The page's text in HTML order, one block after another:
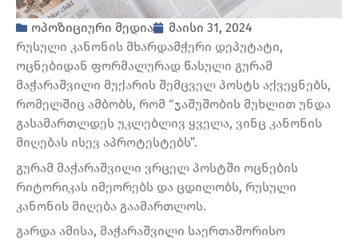
ოპოზიციური მედია
მაისი 31, 2024
რუსული კანონის მხარდამჭერი დეპუტატი,
ოცნებიდან ფორმალურად წასული გურამ
მაჭარაშვილი მუქარის შემცველ პოსტს აქვეყნებს,
რომელშიც ამბობს, რომ “ჯაშუშობის მუხლით უნდა
გასამართლდეს უკლებლივ ყველა, ვინც კანონის
მიღებას ისევ აპროტესტებს”.
გურამ მაჭარაშვილი ვრცელ პოსტში ოცნების
რიტორიკას იმეორებს და ცდილობს, რუსული
კანონის მიღება გაამართლოს.
გარდა ამისა, მაჭარაშვილი საერთაშორისო